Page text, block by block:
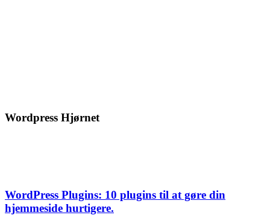
Wordpress Hjørnet
WordPress Plugins: 10 plugins til at gøre din
hjemmeside hurtigere.